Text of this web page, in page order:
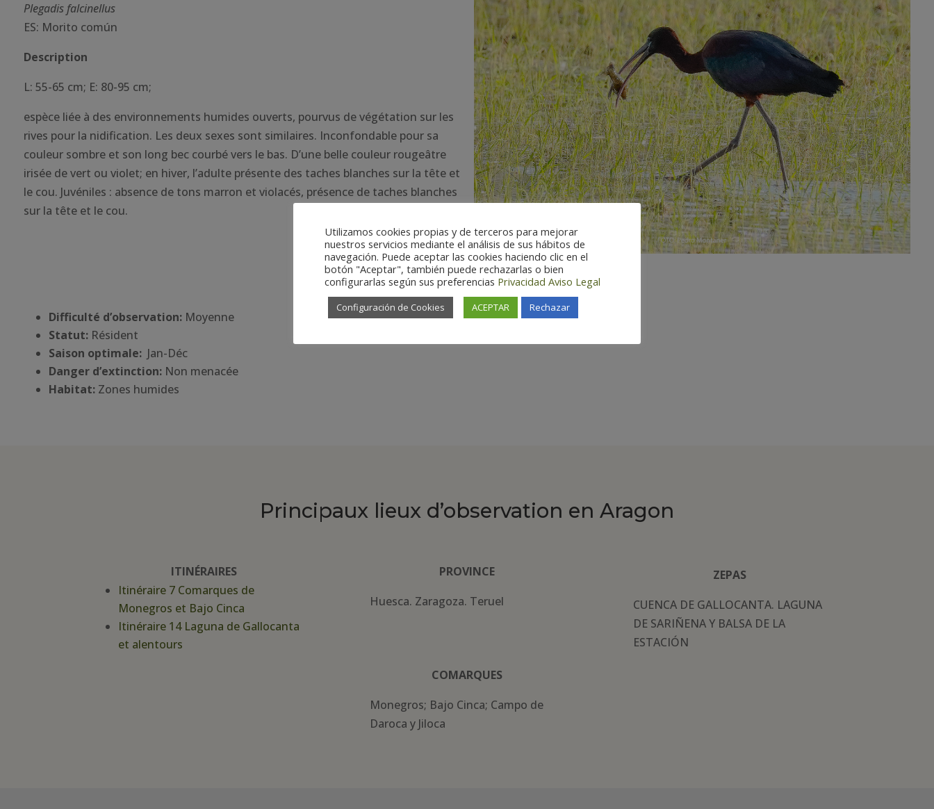
Plegadis falcinellus
ES: Morito común
Description
L: 55-65 cm; E: 80-95 cm;
espèce liée à des environnements humides ouverts, pourvus de végétation sur les
rives pour la nidification. Les deux sexes sont similaires. Inconfondable pour sa
couleur sombre et son long bec courbé vers le bas. D’une belle couleur rougeâtre
irisée de vert ou violet; en hiver, l’adulte présente des taches blanches sur la tête et
le cou. Juvéniles : absence de tons marron et violacés, présence de taches blanches
sur la tête et le cou.
Difficulté d’observation:Moyenne
Statut:Résident
Saison optimale:Jan-Déc
Danger d’extinction:Non menacée
Habitat:Zones humides
Principaux lieux d’observation en Aragon
ITINÉRAIRES
Itinéraire 7 Comarques de
Monegros et Bajo Cinca
Itinéraire 14 Laguna de Gallocanta
et alentours
PROVINCE
Huesca. Zaragoza. Teruel
COMARQUES
Monegros; Bajo Cinca; Campo de
Daroca y Jiloca
ZEPAS
CUENCA DE GALLOCANTA. LAGUNA
DE SARIÑENA Y BALSA DE LA
ESTACIÓN
Utilizamos cookies propias y de terceros para mejorar
nuestros servicios mediante el análisis de sus hábitos de
navegación. Puede aceptar las cookies haciendo clic en el
botón "Aceptar", también puede rechazarlas o bien
configurarlas según sus preferencias Privacidad Aviso Legal
Configuración de Cookies ACEPTAR Rechazar